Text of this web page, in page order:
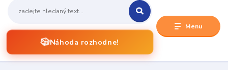
Menu
🎲Náhoda rozhodne!